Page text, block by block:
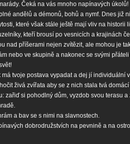
Čeká na vás mnoho napínavých úkolů!
andělů a démonů, bohů a nymf. Dnes již
které však stále ještě mají vliv na historii
kteří brousí po vesnicích a krajinách
nad příšerami nejen zvítězit, ale mohou je
nebo ve skupině a nakonec se svými
tvoje postava vypadat a dej jí individuální
živá zvířata aby se z nich stala tvá
zařiď si pohodlný dům, vyzdob svou terasu
a bav se s nimi na slavnostech.
dobrodružstvích na pevnině a na